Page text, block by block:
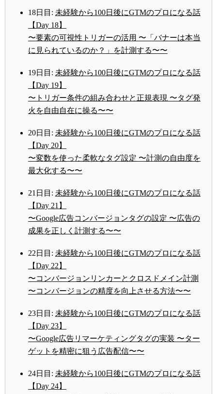
18日目: 未経験から100日後にGTMのプロになる話
【Day 18】
〜要素の可視性トリガーの活用 〜「バナーは本当
に見られているのか？」を計測する〜〜
19日目: 未経験から100日後にGTMのプロになる話
【Day 19】
〜トリガー条件の組み合わせと正規表現 〜タグ発
火を自由自在に操る〜〜
20日目: 未経験から100日後にGTMのプロになる話
【Day 20】
〜変数を使った柔軟なタグ設定 〜計測の自由度を
最大化する〜〜
21日目: 未経験から100日後にGTMのプロになる話
【Day 21】
〜Google広告コンバージョンタグの設定 〜広告の
成果を正しく計測する〜〜
22日目: 未経験から100日後にGTMのプロになる話
【Day 22】
〜コンバージョンリンカーとクロスドメイン計測
〜コンバージョンの精度を向上させる方法〜〜
23日目: 未経験から100日後にGTMのプロになる話
【Day 23】
〜Google広告リマーケティングタグの実装 〜ター
ゲットを精密に狙う広告配信〜〜
24日目: 未経験から100日後にGTMのプロになる話
【Day 24】